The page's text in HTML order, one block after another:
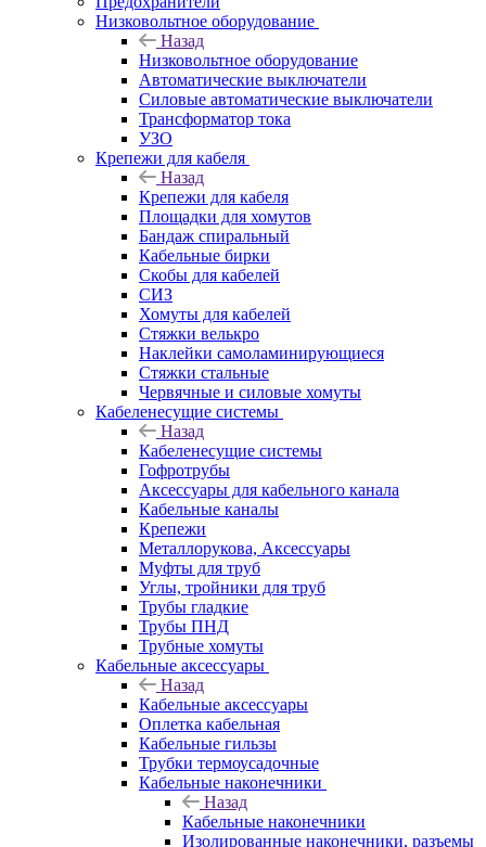
Низковольтное оборудование
Назад
Низковольтное оборудование
Автоматические выключатели
Силовые автоматические выключатели
Трансформатор тока
УЗО
Крепежи для кабеля
Назад
Крепежи для кабеля
Площадки для хомутов
Бандаж спиральный
Кабельные бирки
Cкобы для кабелей
СИЗ
Хомуты для кабелей
Стяжки велькро
Наклейки самоламинирующиеся
Стяжки стальные
Червячные и силовые хомуты
Кабеленесущие системы
Назад
Кабеленесущие системы
Гофротрубы
Аксессуары для кабельного канала
Кабельные каналы
Крепежи
Металлорукова, Аксессуары
Муфты для труб
Углы, тройники для труб
Трубы гладкие
Трубы ПНД
Трубные хомуты
Кабельные аксессуары
Назад
Кабельные аксессуары
Оплетка кабельная
Кабельные гильзы
Трубки термоусадочные
Кабельные наконечники
Назад
Кабельные наконечники
Изолированные наконечники, разъемы